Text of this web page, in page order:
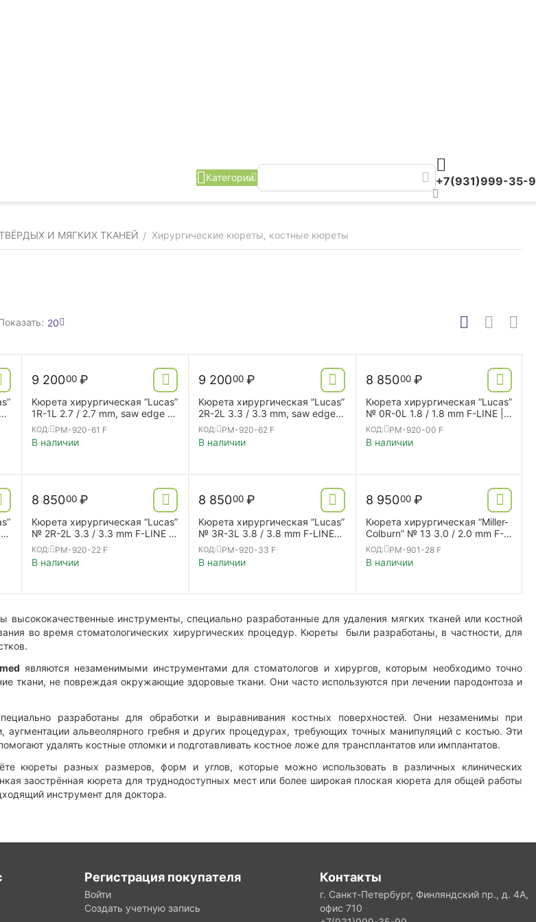
Категории +7(931)999-35-
И МЯГКИХ ТКАНЕЙ / Хирургические кюреты, костные кюреты
высококачественные инструменты, специально разработанные для удаления мягких тканей или костной
во время стоматологических хирургических процедур. Кюреты были разработаны, в частности, для
являются незаменимыми инструментами для стоматологов и хирургов, которым необходимо точно
ткани, не повреждая окружающие здоровые ткани. Они часто используются при лечении пародонтоза и
разработаны для обработки и выравнивания костных поверхностей. Они незаменимы при
аугментации альвеолярного гребня и других процедурах, требующих точных манипуляций с костью. Эти
удалять костные отломки и подготавливать костное ложе для трансплантатов или имплантатов.
кюреты разных размеров, форм и углов, которые можно использовать в различных клинических
заострённая кюрета для труднодоступных мест или более широкая плоская кюрета для общей работы
инструмент для доктора.
20
9 20000 ₽
Кюрета хирургическая “Lucas”
1R-1L 2.7 / 2.7 mm, saw edge F-
LINE | SL | double ended
КОД: PM-920-61 F
В наличии
9 20000 ₽
Кюрета хирургическая “Lucas”
2R-2L 3.3 / 3.3 mm, saw edge
F-LINE | SL | double ended
КОД: PM-920-62 F
В наличии
8 85000 ₽
Кюрета хирургическая “Lucas”
№ 0R-0L 1.8 / 1.8 mm F-LINE |
SL | double ended
КОД: PM-920-00 F
В наличии
8 85000 ₽
Кюрета хирургическая “Lucas”
№ 2R-2L 3.3 / 3.3 mm F-LINE |
SL | double ended
КОД: PM-920-22 F
В наличии
8 85000 ₽
Кюрета хирургическая “Lucas”
№ 3R-3L 3.8 / 3.8 mm F-LINE |
SL | double ended
КОД: PM-920-33 F
В наличии
8 95000 ₽
Кюрета хирургическая “Miller-
Colburn” № 13 3.0 / 2.0 mm F-
LINE | SL | double ended
КОД: PM-901-28 F
В наличии
Регистрация покупателя
Войти
Создать учетную запись
Контакты
г. Санкт-Петербург, Финляндский пр., д. 4А,
офис 710